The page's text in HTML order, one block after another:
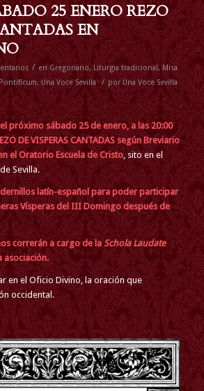
25 ENERO REZO
EN
/ en Gregoriano, Liturgia tradicional , Misa
, Una Voce Sevilla / por Una Voce Sevilla
próximo sábado 25 de enero, a las 20:00
DE VISPERAS CANTADAS según Breviario
el Oratorio Escuela de Cristo, sito en el
Sevilla.
latín-español para poder participar
Vísperas del III Domingo después de
correrán a cargo de laSchola Laudate
asociación.
en el Oficio Divino, la oración que
occidental.